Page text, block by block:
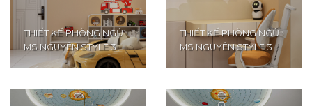
THIẾT KẾ PHÒNG NGỦ
MS NGUYÊN STYLE 3
THIẾT KẾ PHÒNG NGỦ
MS NGUYÊN STYLE 3